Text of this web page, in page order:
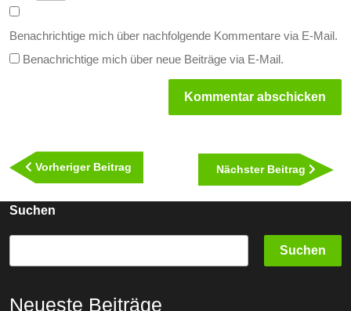
Benachrichtige mich über nachfolgende Kommentare via E-Mail.
Benachrichtige mich über neue Beiträge via E-Mail.
Vorheriger Beitrag
Beitrag
Nächster Beitrag
Suchen
Suchen
Neueste Beiträge